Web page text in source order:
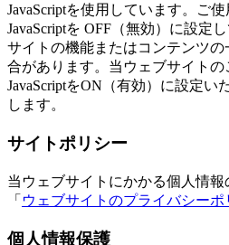
JavaScriptを使用しています。ご
JavaScriptを OFF（無効）に設定
サイトの機能またはコンテンツ
合があります。当ウェブサイトの
JavaScriptをON（有効）に設定い
します。
サイトポリシー
当ウェブサイトにかかる個人情報
「 ウェブサイトのプライバシーポ
個人情報保護